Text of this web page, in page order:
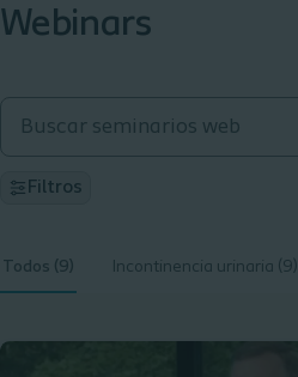
Webinars
Filtros
Todos (9) Incontinencia urinaria (9)